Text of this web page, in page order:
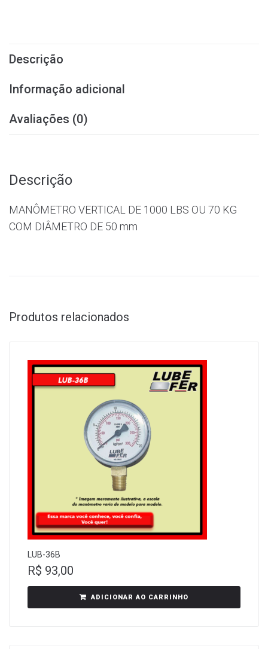
Descrição
Informação adicional
Avaliações (0)
Descrição
MANÔMETRO VERTICAL DE 1000 LBS OU 70 KG
COM DIÂMETRO DE 50 mm
Produtos relacionados
LUB-36B
R$ 93,00
ADICIONAR AO CARRINHO